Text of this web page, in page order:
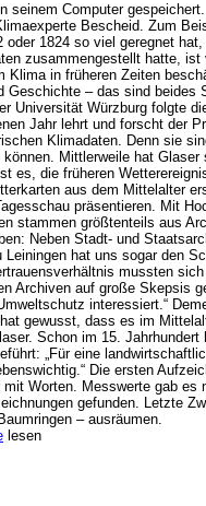
seinem Computer
Bescheid. Zum
oder 1824 so viel geregnet
zusammengestellt hatte,
Klima in früheren Zeiten
Geschichte – das sind beides
Universität Würzburg folgte
Jahr lehrt und forscht der
Klimadaten. Denn sie
Mittlerweile hat
es, die früheren
aus dem Mittelalter
präsentieren. Mit
stammen größtenteils aus
Neben Stadt- und
Leiningen hat uns sogar den
mussten
Archiven auf große Skepsis
interessiert.“
gewusst, dass es im
Schon im 15.
„Für eine
Die ersten
Worten. Messwerte gab es
gefunden. Letzte
– ausräumen.
lesen